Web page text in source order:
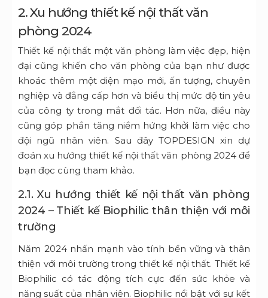
2. Xu hướng thiết kế nội thất văn
phòng 2024
Thiết kế nội thất một văn phòng làm việc đẹp, hiện
đại cũng khiến cho văn phòng của bạn như được
khoác thêm một diện mạo mới, ấn tượng, chuyên
nghiệp và đẳng cấp hơn và biểu thị mức độ tin yêu
của công ty trong mắt đối tác. Hơn nữa, điều này
cũng góp phần tăng niềm hứng khởi làm việc cho
đội ngũ nhân viên. Sau đây TOPDESIGN xin dự
đoán xu hướng thiết kế nội thất văn phòng 2024 để
bạn đọc cùng tham khảo.
2.1. Xu hướng thiết kế nội thất văn phòng
2024 – Thiết kế Biophilic thân thiện với môi
trường
Năm 2024 nhấn mạnh vào tính bền vững và thân
thiện với môi trường trong thiết kế nội thất. Thiết kế
Biophilic có tác động tích cực đến sức khỏe và
năng suất của nhân viên. Biophilic nổi bật với sự kết